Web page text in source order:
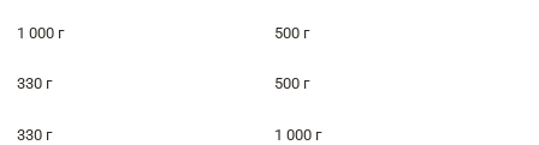
1 000 г 500 г
330 г 500 г
330 г 1 000 г